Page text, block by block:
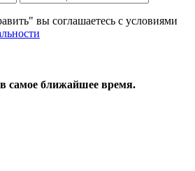
вы соглашаетесь с условиями
самое ближайшее время.